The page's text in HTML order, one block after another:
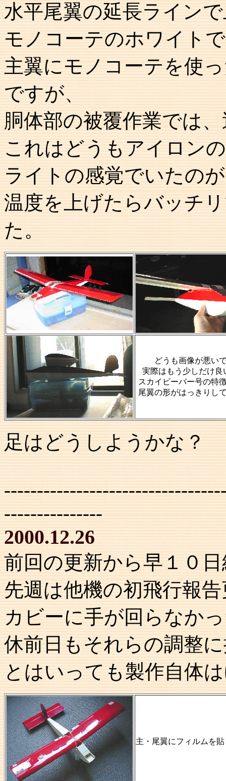
水平尾翼の延長ライン
モノコーテのホワイト
主翼にモノコーテを使
ですが、
胴体部の被覆作業では
これはどうもアイロン
ライトの感覚でいたの
温度を上げたらバッチ
た。
どうも画像が悪い
実際はもう少しだけ良
スカイビーバー号の特
尾翼の形がはっきりし
足はどうしようかな？
---------------
2000.12.26
前回の更新から早１０
先週は他機の初飛行報
カビーに手が回らなか
休前日もそれらの調整
とはいっても製作自体
主・尾翼にフィルムを